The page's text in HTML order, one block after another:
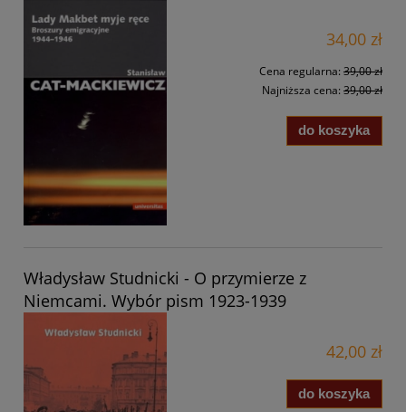
34,00 zł
Cena regularna: 39,00 zł
Najniższa cena: 39,00 zł
do koszyka
Władysław Studnicki - O przymierze z
Niemcami. Wybór pism 1923-1939
42,00 zł
do koszyka